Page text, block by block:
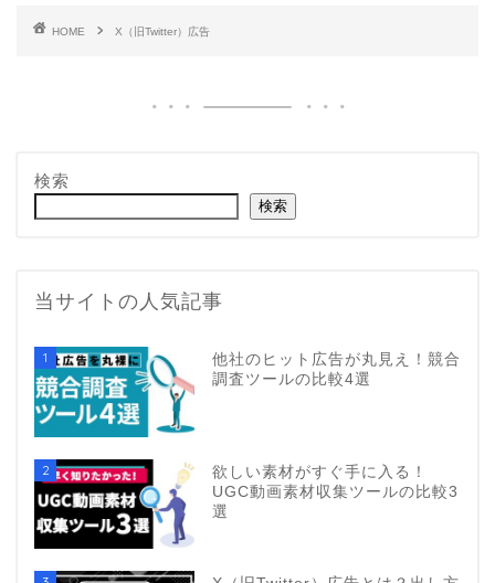
HOME X（旧Twitter）広告
検索
検索
当サイトの人気記事
1
他社のヒット広告が丸見え！競合
調査ツールの比較4選
2
欲しい素材がすぐ手に入る！
UGC動画素材収集ツールの比較3
選